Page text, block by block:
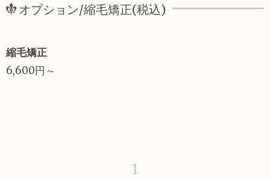
オプション/縮毛矯正(税込)
縮毛矯正
6,600円～
1